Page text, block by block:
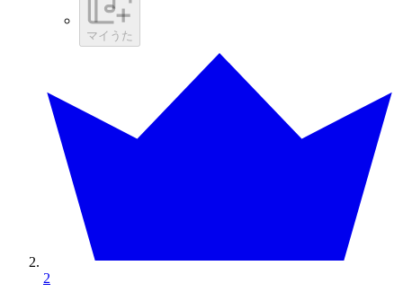
マイうた
2